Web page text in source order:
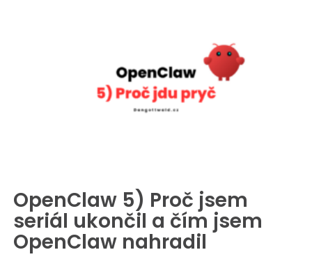
OpenClaw 5) Proč jsem
seriál ukončil a čím jsem
OpenClaw nahradil